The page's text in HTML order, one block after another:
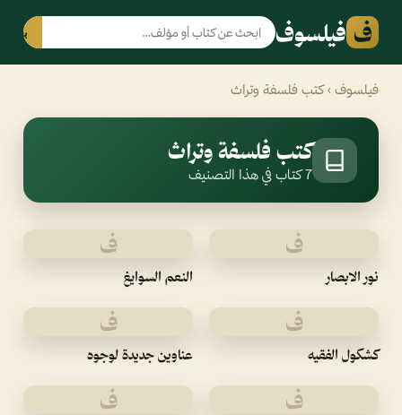
ف فيلسوف بحث
فيلسوف › كتب فلسفة وتراث
كتب فلسفة وتراث
7 كتاب في هذا التصنيف
ف
نور الابصار
ف
النعم السوايغ
ف
كشكول الفقيه
ف
عناوين جديدة لوجوه
ف ف